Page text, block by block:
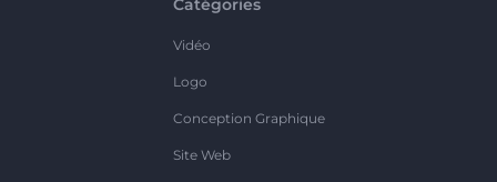
Catégories
Vidéo
Logo
Conception Graphique
Site Web